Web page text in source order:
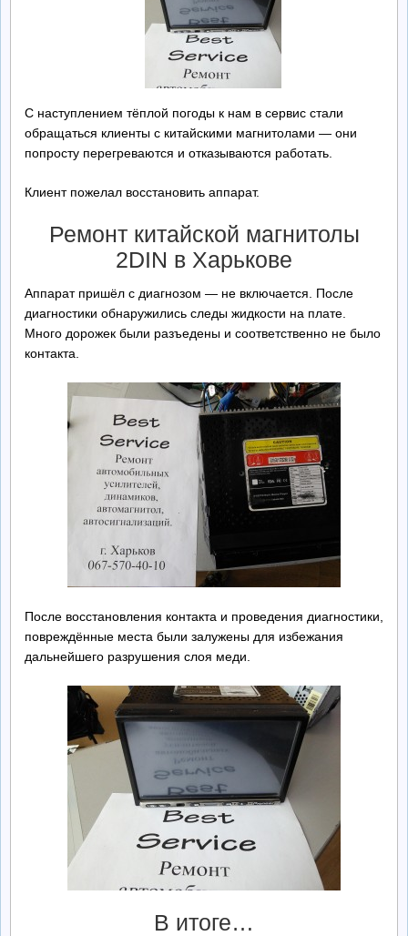
Обратная Связь
С наступлением тёплой погоды к нам в сервис стали
обращаться клиенты с китайскими магнитолами — они
попросту перегреваются и отказываются работать.
Клиент пожелал восстановить аппарат.
Ремонт китайской магнитолы
2DIN в Харькове
Аппарат пришёл с диагнозом — не включается. После
диагностики обнаружились следы жидкости на плате.
Много дорожек были разъедены и соответственно не было
контакта.
После восстановления контакта и проведения диагностики,
повреждённые места были залужены для избежания
дальнейшего разрушения слоя меди.
В итоге…